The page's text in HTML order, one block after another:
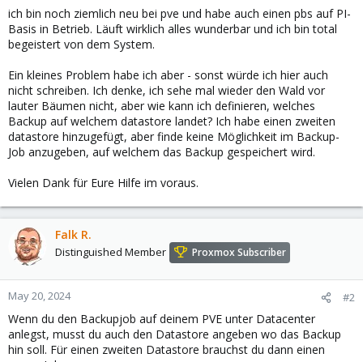
ich bin noch ziemlich neu bei pve und habe auch einen pbs auf PI-
Basis in Betrieb. Läuft wirklich alles wunderbar und ich bin total
begeistert von dem System.
Ein kleines Problem habe ich aber - sonst würde ich hier auch
nicht schreiben. Ich denke, ich sehe mal wieder den Wald vor
lauter Bäumen nicht, aber wie kann ich definieren, welches
Backup auf welchem datastore landet? Ich habe einen zweiten
datastore hinzugefügt, aber finde keine Möglichkeit im Backup-
Job anzugeben, auf welchem das Backup gespeichert wird.
Vielen Dank für Eure Hilfe im voraus.
Falk R.
Distinguished Member Proxmox Subscriber
May 20, 2024 #2
Wenn du den Backupjob auf deinem PVE unter Datacenter
anlegst, musst du auch den Datastore angeben wo das Backup
hin soll. Für einen zweiten Datastore brauchst du dann einen